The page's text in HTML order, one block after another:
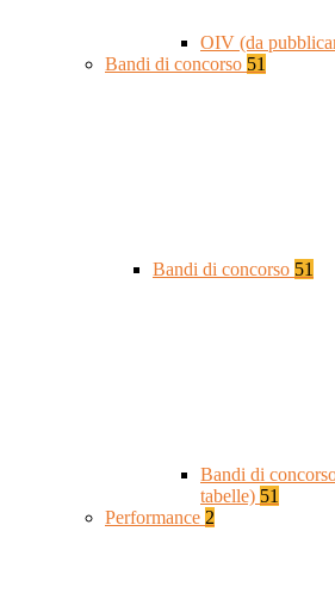
OIV (da
Bandi di concorso 51
Bandi di concorso 51
Bandi di
tabelle) 51
Performance 2